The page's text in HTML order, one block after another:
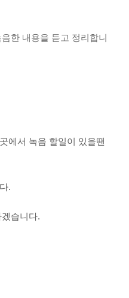
한 내용을 듣고 정리합니
에서 녹음 할일이 있을땐
.
습니다.